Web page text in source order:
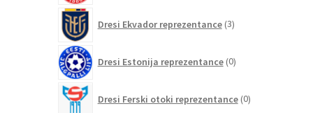
Dresi Ekvador reprezentance 3izdelki
Dresi Estonija reprezentance 0izdelkov
Dresi Ferski otoki reprezentance 0izdelkov